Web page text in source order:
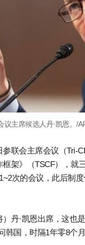
主席候选人丹·凯恩。/
联会主席会议（Tri-
架》（TSCF），
次的会议，此后制
丹·凯恩出席，这也
韩国，时隔1年零8